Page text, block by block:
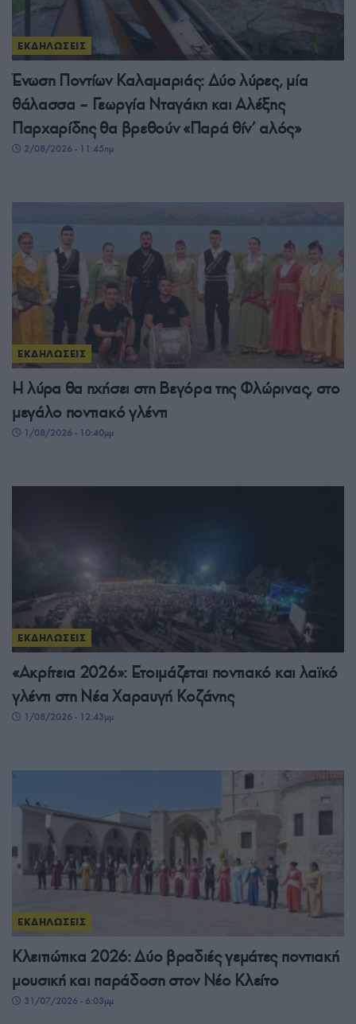
ΕΚΔΗΛΩΣΕΙΣ
Ένωση Ποντίων Καλαμαριάς: Δύο λύρες, μία
θάλασσα – Γεωργία Νταγάκη και Αλέξης
Παρχαρίδης θα βρεθούν «Παρά θίν’ αλός»
2/08/2026 - 11:45πμ
ΕΚΔΗΛΩΣΕΙΣ
Η λύρα θα ηχήσει στη Βεγόρα της Φλώρινας, στο
μεγάλο ποντιακό γλέντι
1/08/2026 - 10:40μμ
ΕΚΔΗΛΩΣΕΙΣ
«Ακρίτεια 2026»: Ετοιμάζεται ποντιακό και λαϊκό
γλέντι στη Νέα Χαραυγή Κοζάνης
1/08/2026 - 12:43μμ
ΕΚΔΗΛΩΣΕΙΣ
Κλειτιώτικα 2026: Δύο βραδιές γεμάτες ποντιακή
μουσική και παράδοση στον Νέο Κλείτο
31/07/2026 - 6:03μμ